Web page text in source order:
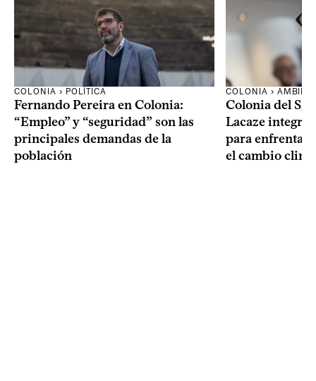
COLONIA › POLÍTICA
Fernando Pereira en Colonia:
“Empleo” y “seguridad” son las
principales demandas de la
población
COLONIA ›
Colonia del
Lacaze
para enfrentar
el cambio